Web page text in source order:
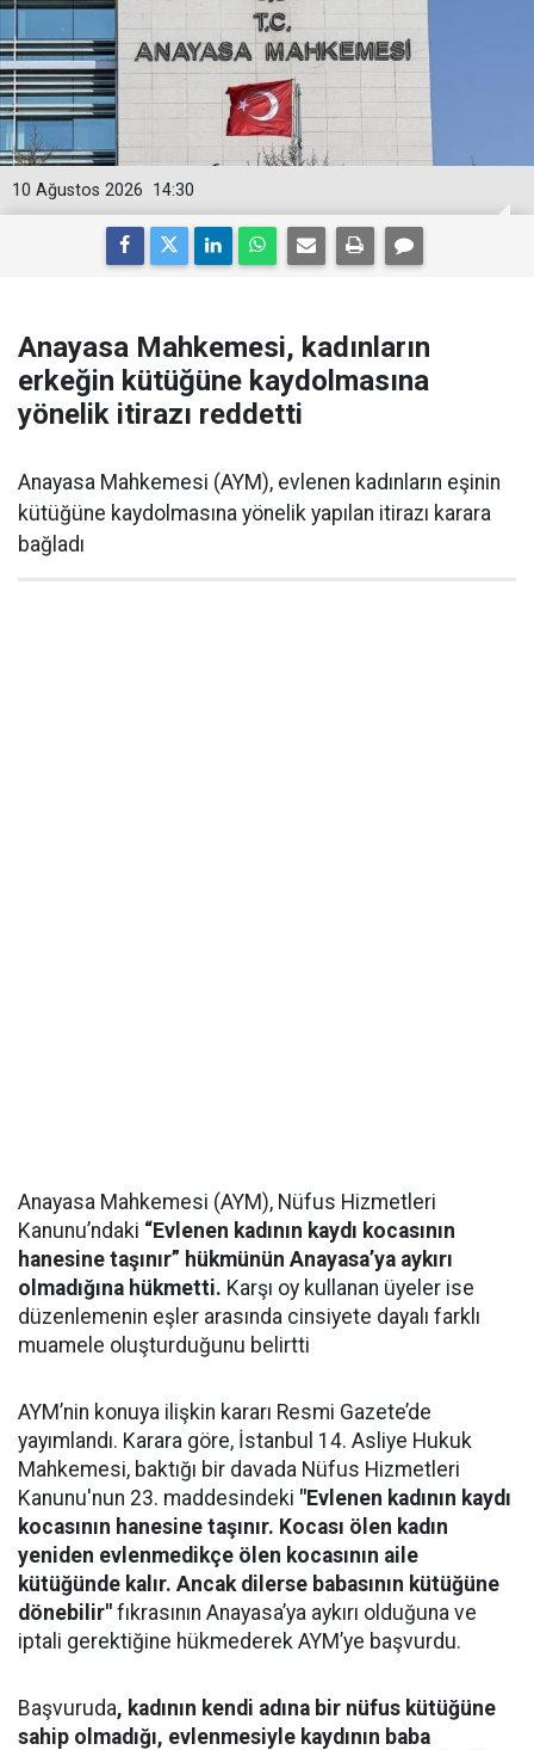
14:30
10 Ağustos 2026
Anayasa Mahkemesi, kadınların
erkeğin kütüğüne kaydolmasına
yönelik itirazı reddetti
Anayasa Mahkemesi (AYM), evlenen kadınların eşinin
kütüğüne kaydolmasına yönelik yapılan itirazı karara
bağladı
Anayasa Mahkemesi (AYM), Nüfus Hizmetleri
Kanunu’ndaki “Evlenen kadının kaydı kocasının
hanesine taşınır” hükmünün Anayasa’ya aykırı
olmadığına hükmetti. Karşı oy kullanan üyeler ise
düzenlemenin eşler arasında cinsiyete dayalı farklı
muamele oluşturduğunu belirtti
AYM’nin konuya ilişkin kararı Resmi Gazete’de
yayımlandı. Karara göre, İstanbul 14. Asliye Hukuk
Mahkemesi, baktığı bir davada Nüfus Hizmetleri
Kanunu'nun 23. maddesindeki "Evlenen kadının kaydı
kocasının hanesine taşınır. Kocası ölen kadın
yeniden evlenmedikçe ölen kocasının aile
kütüğünde kalır. Ancak dilerse babasının kütüğüne
dönebilir" fıkrasının Anayasa’ya aykırı olduğuna ve
iptali gerektiğine hükmederek AYM’ye başvurdu.
Başvuruda, kadının kendi adına bir nüfus kütüğüne
sahip olmadığı, evlenmesiyle kaydının baba